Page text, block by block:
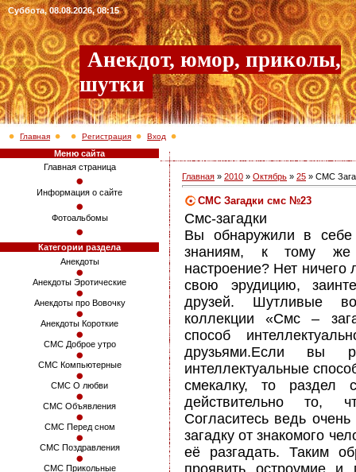
Суббота, 08.08.2026, 08:15
Анекдот, юмор, приколы,
шутки
Главная Регистрация Вход
Меню сайта
Главная страница
Информация о сайте
Фотоальбомы
Категории раздела
Анекдоты
Анекдоты Эротические
Анекдоты про Вовочку
Анекдоты Короткие
СМС Доброе утро
СМС Компьютерные
СМС О любви
СМС Объявления
СМС Перед сном
СМС Поздравления
СМС Прикольные
Главная » 2010 » Октябрь » 25 » СМС
СМС Загадки смс №23
Смс-загадки
Вы обнаружили в себе
знаниям, к тому
настроение? Нет ничего
свою эрудицию,
друзей. Шутливые
коллекции «Смс –
способ
друзьями.Если вы
интеллектуальные
смекалку, то раздел
действительно то,
Согласитесь ведь очень
загадку от знакомого
её разгадать. Таким
проявить остроумие и